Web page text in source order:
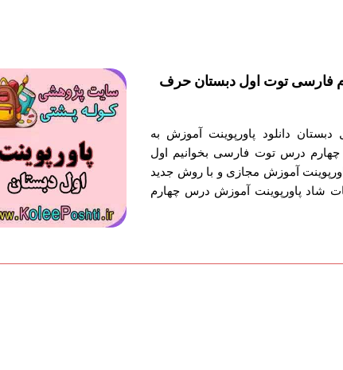
فارسی توت اول دبستان حرف
دانلود پاورپوینت آموزش به
درس توت فارسی بخوانیم اول
آموزش مجازی و با روش جدید
شاد پاورپوینت آموزش درس چهارم